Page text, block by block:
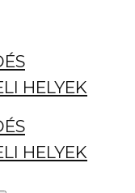
HELYEK
HELYEK